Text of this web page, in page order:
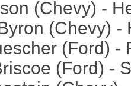
(Chevy) -
(Chevy) -
(Ford) -
(Ford) -